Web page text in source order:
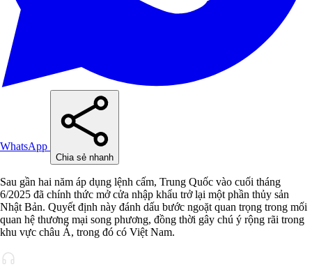
WhatsApp
Chia sẻ nhanh
Sau gần hai năm áp dụng lệnh cấm, Trung Quốc vào cuối tháng
6/2025 đã chính thức mở cửa nhập khẩu trở lại một phần thủy sản
Nhật Bản. Quyết định này đánh dấu bước ngoặt quan trọng trong mối
quan hệ thương mại song phương, đồng thời gây chú ý rộng rãi trong
khu vực châu Á, trong đó có Việt Nam.